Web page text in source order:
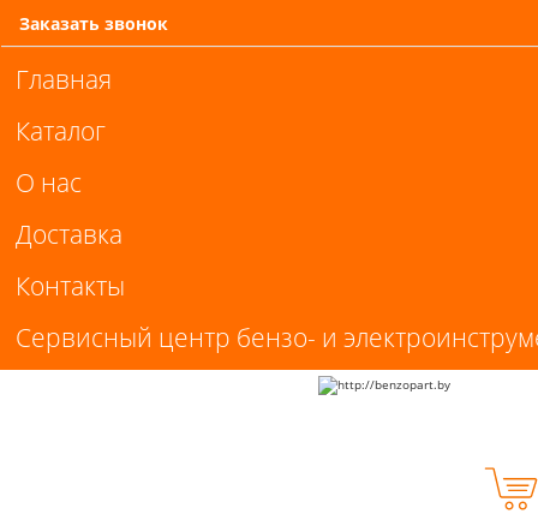
Заказать звонок
Главная
Каталог
О нас
Доставка
Контакты
Сервисный центр бензо- и